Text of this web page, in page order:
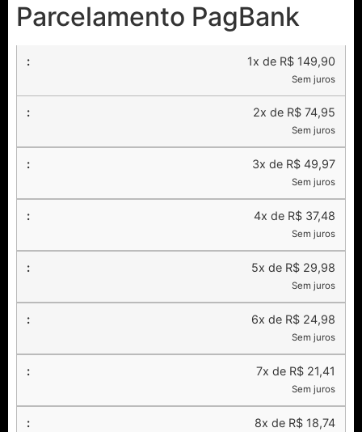
Parcelamento PagBank
1x de R$ 149,90
Sem juros
2x de R$ 74,95
Sem juros
3x de R$ 49,97
Sem juros
4x de R$ 37,48
Sem juros
5x de R$ 29,98
Sem juros
6x de R$ 24,98
Sem juros
7x de R$ 21,41
Sem juros
8x de R$ 18,74